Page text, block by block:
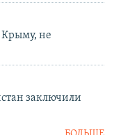
не
заключили